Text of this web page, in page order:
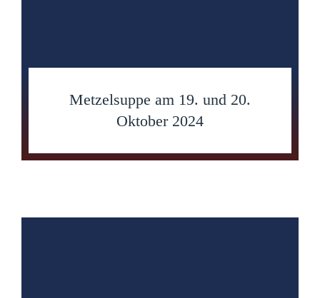
Metzelsuppe am 19. und 20.
Oktober 2024